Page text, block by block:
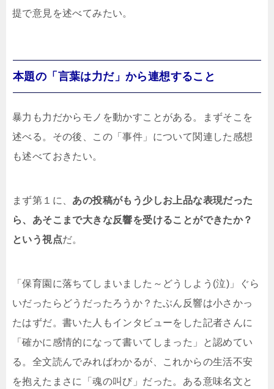
提で意見を述べてみたい。
本題の「言葉は力だ」から連想すること
暴力も力だからモノを動かすことがある。まずそこを
述べる。その後、この「事件」について関連した感想
も述べておきたい。
まず第１に、 あの投稿がもう少しお上品な表現だった
ら、あそこまで大きな反響を受けることができたか？
という視点だ。
「保育園に落ちてしまいました～どうしよう(泣)」ぐら
いだったらどうだったろうか？たぶん反響は小さかっ
たはずだ。書いた人もインタビューをした記者さんに
「確かに感情的になって書いてしまった」と認めてい
る。全文読んでみればわかるが、これからの生活不安
を抱えたまさに「魂の叫び」だった。ある意味名文と